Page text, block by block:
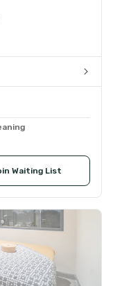
Waiting List